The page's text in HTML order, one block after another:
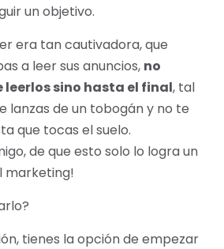
un objetivo.
era tan cautivadora, que
a leer sus anuncios, no
sino hasta el final, tal
lanzas de un tobogán y no te
que tocas el suelo.
de que esto solo lo logra un
marketing!
tienes la opción de empezar